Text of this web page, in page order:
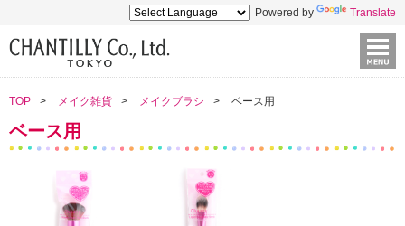
Powered by Translate
TOP メイク雑貨 メイクブラシ ベース用
ベース用